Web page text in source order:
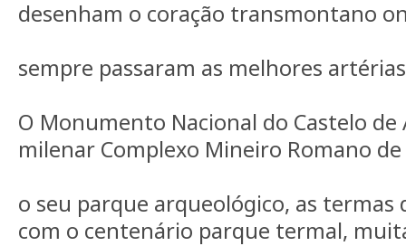
desenham o coração transmontano
sempre passaram as melhores
O Monumento Nacional do Castelo de
milenar Complexo Mineiro Romano
o seu parque arqueológico, as termas
com o centenário parque termal,